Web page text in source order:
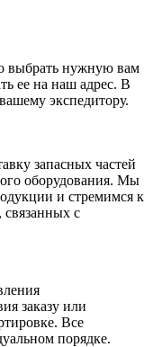
выбрать нужную вам
ее на наш адрес. В
экспедитору.
запасных частей
оборудования. Мы
и стремимся к
с
заказу или
Все
порядке.